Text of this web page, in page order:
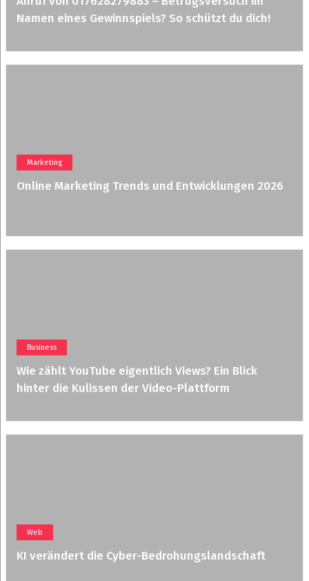
Namen eines Gewinnspiels? So schützt du dich!
Marketing
Online Marketing Trends und Entwicklungen 2026
Business
Wie zählt YouTube eigentlich Views? Ein Blick
hinter die Kulissen der Video-Plattform
Web
KI verändert die Cyber-Bedrohungslandschaft